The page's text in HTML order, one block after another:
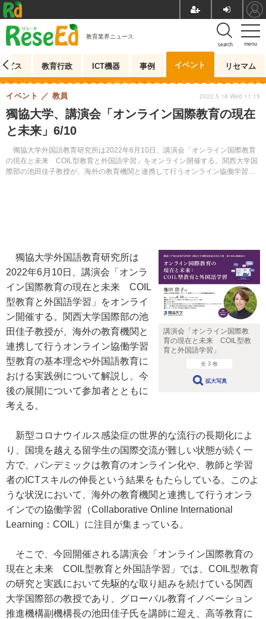
menu
search
教育業界ニュース
ビス 教育行政 ICT機器 事例 イベント リセマム
獨協大学、講演会「オンライン国際教育の現在
と未来」6/10
獨協大学外国語教育研究所は2022年6月10日、講演会「オンライン国際教育
の現在と未来 COIL型教育と外国語学習」をオンライン開催する。関西大学国
際部の池田佳子教授が、海外の教育機関と連携して行うオンライン協働学習型
イベント 教員 2022.5.18 Wed 11:15
講演会「オンライン国際教
育の現在と未来 COIL型教
育と外国語学習」
全 3 枚
拡大写真
獨協大学外国語教育研究所は
2022年6月10日、講演会「オンラ
イン国際教育の現在と未来 COIL
型教育と外国語学習」をオンライ
ン開催する。関西大学国際部の池
田佳子教授が、海外の教育機関と
連携して行うオンライン協働学習
型教育の基本理念や外国語教育に
おける実践例について解説し、今
後の展開について参加者とともに
考える。
新型コロナウイルス感染症の世界的な流行の長期化によ
り、国境を越える留学生の国際交流が難しい状態が続く一
方で、パンデミックは教育のオンライン化や、教師と学習
者のICTスキルの伸長という結果をもたらしている。このよ
うな状況において、海外の教育機関と連携して行うオンラ
インでの協働学習（Collaborative Online International
Learning：COIL）に注目が集まっている。
そこで、今回開催される講演会「オンライン国際教育の
現在と未来 COIL型教育と外国語学習」では、COIL型教育
の研究と実践において先駆的な取り組みを続けている関西
大学国際部の教授であり、グローバル教育イノベーション
推進機構副機構長の池田佳子氏を講師に迎え、高等教育に